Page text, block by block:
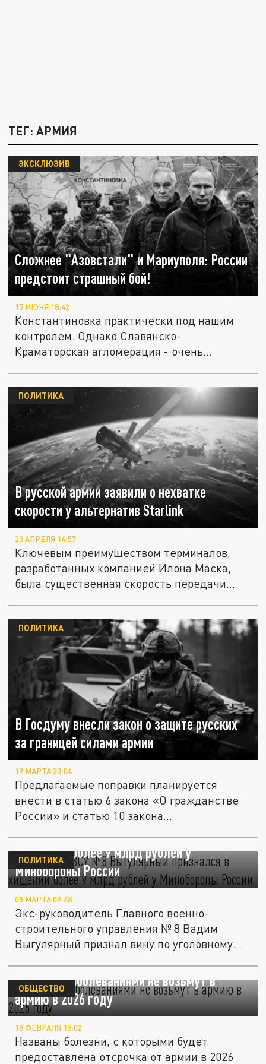
ТЕГ: АРМИЯ
Сложнее "Азовстали" и Мариуполя: России
предстоит страшный бой!
ЭКСКЛЮЗИВ
15 ИЮНЯ 18:42
Константиновка практически под нашим
контролем. Однако Славянско-
Краматорская агломерация - очень
В русской армии заявили о нехватке
скорости у альтернатив Starlink
ПОЛИТИКА
23 АПРЕЛЯ 14:57
Ключевым преимуществом терминалов,
разработанных компанией Илона Маска,
была существенная скорость передачи...
В Госдуму внесли закон о защите русских
за границей силами армии
ПОЛИТИКА
19 МАРТА 20:04
Предлагаемые поправки планируется
внести в статью 6 закона «О гражданстве
России» и статью 10 закона...
Экс-глава ГВСУ №8 Выгулярный признался
в хищении более 9 млрд рублей у
Минобороны России
ПОЛИТИКА
05 МАРТА 09:48
Экс-руководитель Главного военно-
строительного управления № 8 Вадим
Выгулярный признал вину по уголовному
С какими заболеваниями не возьмут в
армию в 2026 году
ОБЩЕСТВО
18 ФЕВРАЛЯ 18:02
Названы болезни, с которыми будет
предоставлена отсрочка от армии в 2026